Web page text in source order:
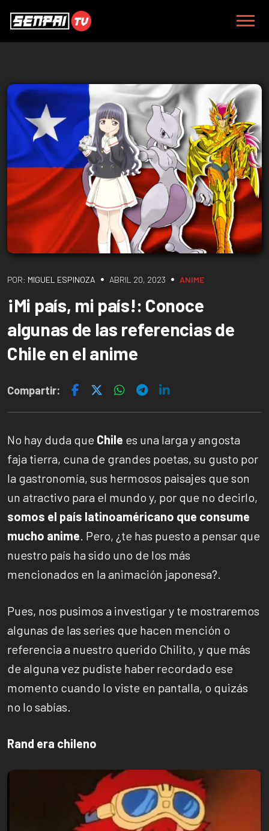
POR: MIGUEL ESPINOZA • ABRIL 20, 2023 • ANIME
¡Mi país, mi país!: Conoce
algunas de las referencias de
Chile en el anime
Compartir:
No hay duda que Chile es una larga y angosta
faja tierra, cuna de grandes poetas, su gusto por
la gastronomía, sus hermosos paisajes que son
un atractivo para el mundo y, por que no decirlo,
somos el país latinoaméricano que consume
mucho anime. Pero, ¿te has puesto a pensar que
nuestro país ha sido uno de los más
mencionados en la animación japonesa?.
Pues, nos pusimos a investigar y te mostraremos
algunas de las series que hacen mención o
referencia a nuestro querido Chilito, y que más
de alguna vez pudiste haber recordado ese
momento cuando lo viste en pantalla, o quizás
no lo sabías.
Rand era chileno